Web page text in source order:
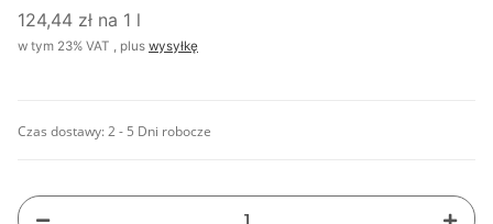
124,44 zł na 1 l
w tym 23% VAT , plus wysyłkę
Czas dostawy:2 - 5 Dni robocze